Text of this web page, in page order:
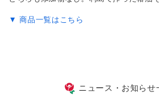
▼ 商品一覧はこちら
ニュース・お知らせ